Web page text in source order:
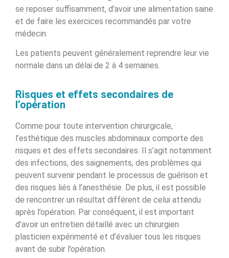
se reposer suffisamment, d’avoir une alimentation saine
et de faire les exercices recommandés par votre
médecin.
Les patients peuvent généralement reprendre leur vie
normale dans un délai de 2 à 4 semaines.
Risques et effets secondaires de
l’opération
Comme pour toute intervention chirurgicale,
l’esthétique des muscles abdominaux comporte des
risques et des effets secondaires. Il s’agit notamment
des infections, des saignements, des problèmes qui
peuvent survenir pendant le processus de guérison et
des risques liés à l’anesthésie. De plus, il est possible
de rencontrer un résultat différent de celui attendu
après l’opération. Par conséquent, il est important
d’avoir un entretien détaillé avec un chirurgien
plasticien expérimenté et d’évaluer tous les risques
avant de subir l’opération.